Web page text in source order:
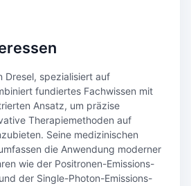
Dresel, spezialisiert auf
fundiertes Fachwissen mit
Ansatz, um präzise
Therapiemethoden auf
Seine medizinischen
die Anwendung moderner
wie der Positronen-Emissions-
der Single-Photon-Emissions-